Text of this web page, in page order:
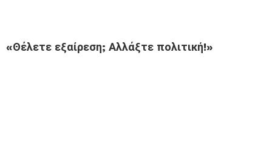
«Θέλετε εξαίρεση; Αλλάξτε πολιτική!»